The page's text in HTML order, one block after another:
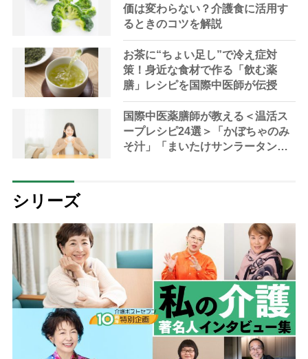
価は変わらない？介護食に活用す
るときのコツを解説
お茶に“ちょい足し”で冷え症対
策！身近な食材で作る「飲む薬
膳」レシピを国際中医師が伝授
国際中医薬膳師が教える＜温活ス
ープレシピ24選＞「かぼちゃのみ
そ汁」「まいたけサンラータン」
シリーズ